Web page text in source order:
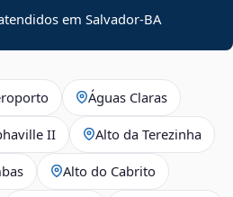
em Salvador-BA
Águas Claras
II Alto da Terezinha
Alto do Cabrito